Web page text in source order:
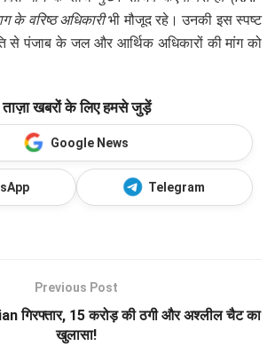
के वरिष्ठ अधिकारीभी मौजूद रहे। उनकी इस स्पष्ट
से पंजाब के जल और आर्थिक अधिकारों की मांग को
ताज़ा खबरों के लिए हमसे जुड़ें
Google News
Telegram
Previous Post
गिरफ्तार, 15 करोड़ की ठगी और अश्लील चैट का
खुलासा!